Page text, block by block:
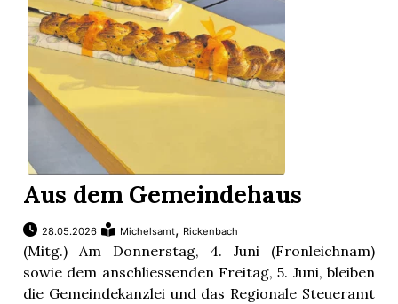
Aus dem Gemeindehaus
28.05.2026 Michelsamt, Rickenbach
(Mitg.) Am Donnerstag, 4. Juni (Fronleichnam)
sowie dem anschliessenden Freitag, 5. Juni, bleiben
die Gemeindekanzlei und das Regionale Steueramt